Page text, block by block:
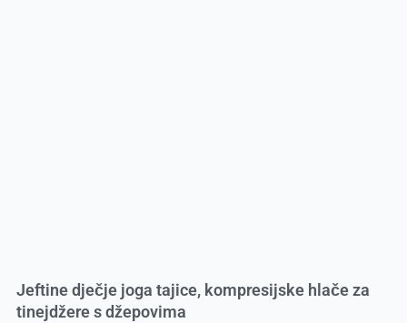
Jeftine dječje joga tajice, kompresijske hlače za
tinejdžere s džepovima